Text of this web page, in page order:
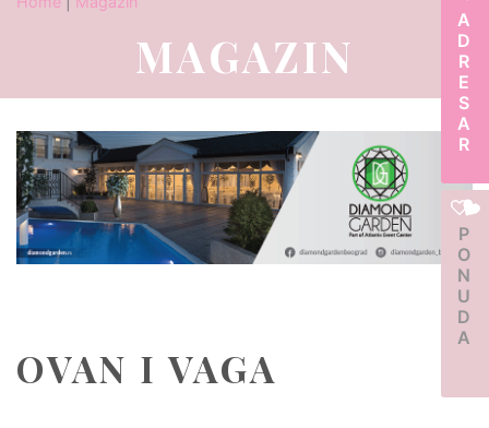
ADRESAR
PONUDA
MAGAZIN
OVAN I VAGA